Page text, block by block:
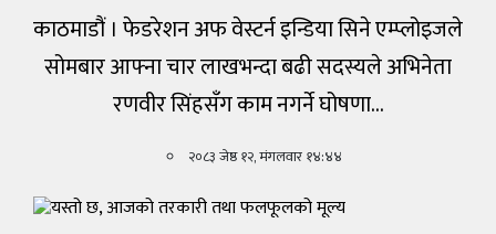
काठमाडौं । फेडरेशन अफ वेस्टर्न इन्डिया सिने एम्प्लोइजले
सोमबार आफ्ना चार लाखभन्दा बढी सदस्यले अभिनेता
रणवीर सिंहसँग काम नगर्ने घोषणा…
२०८३ जेष्ठ १२, मंगलवार १४:४४